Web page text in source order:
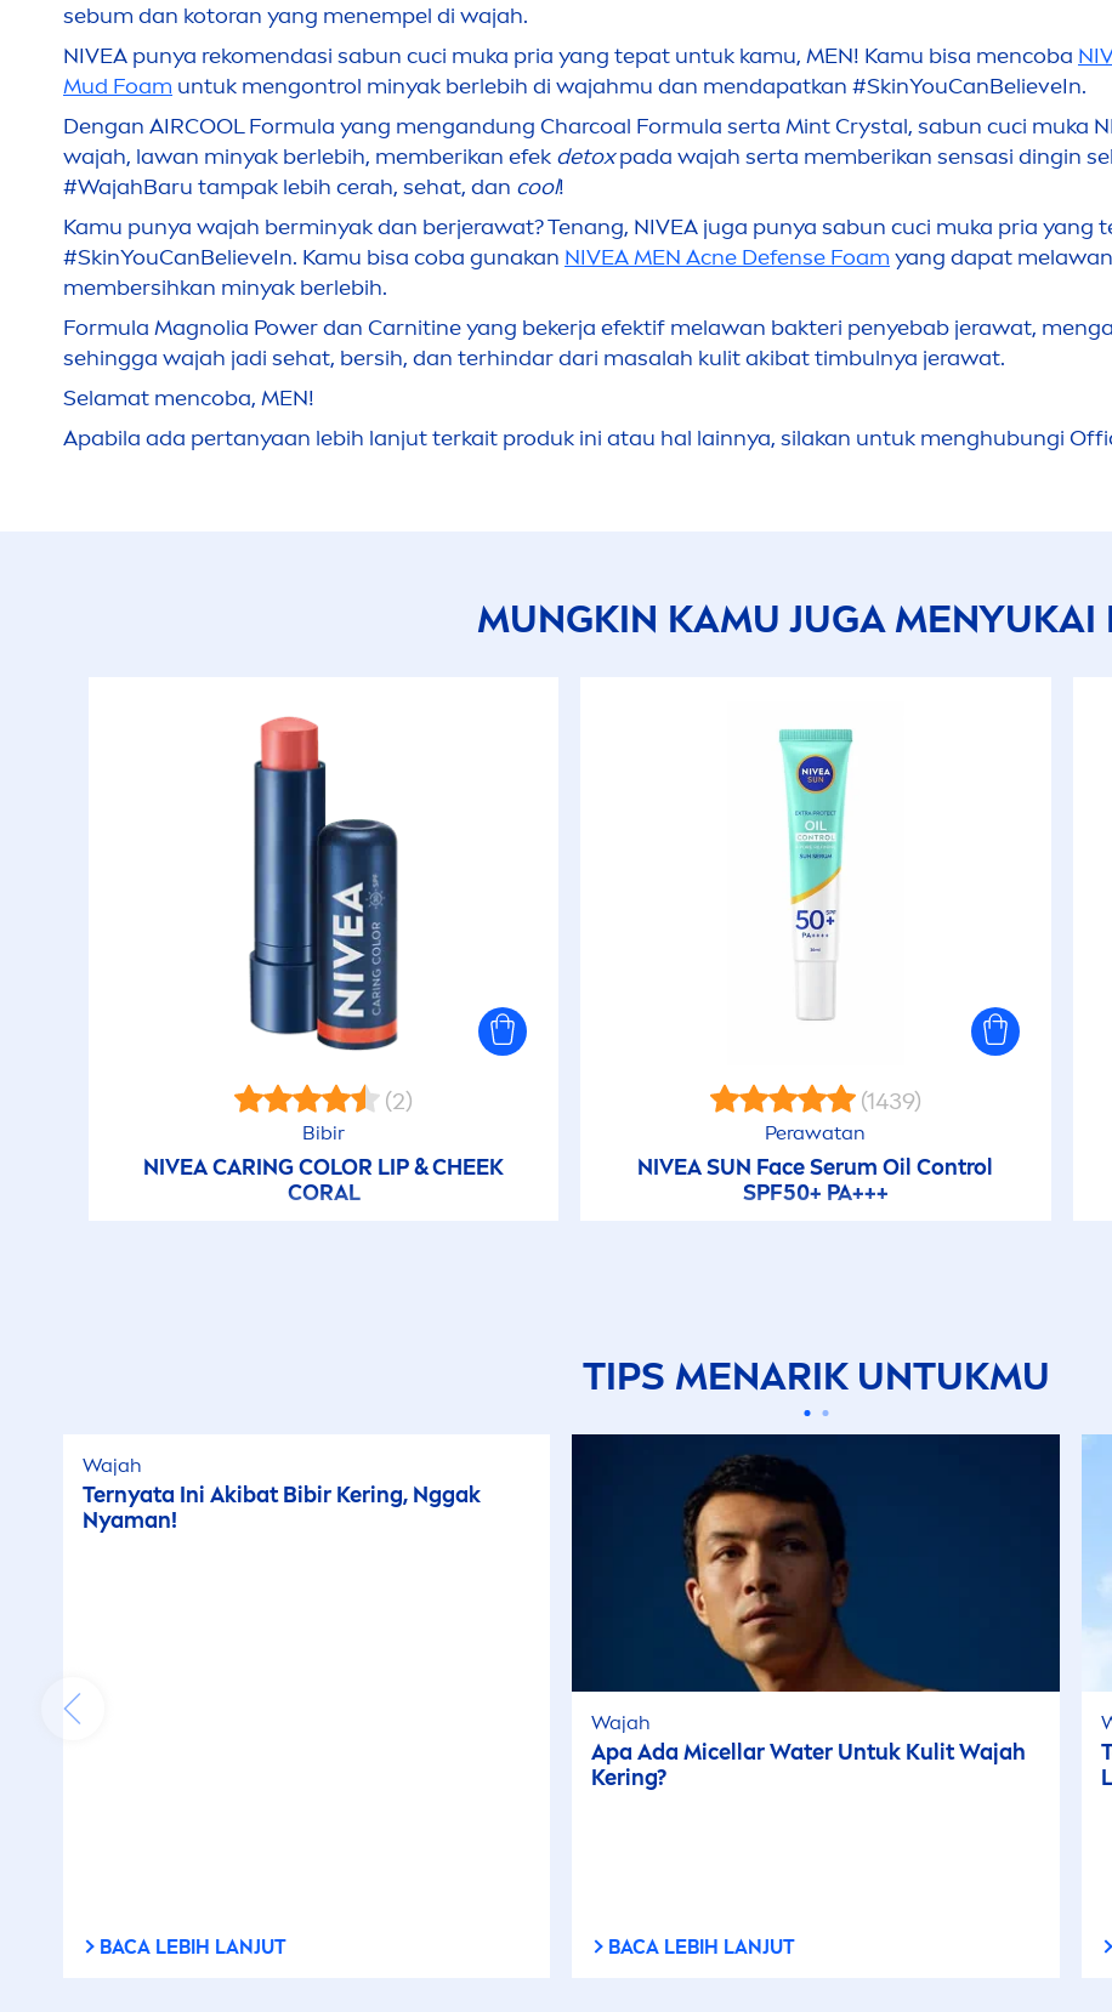
sebum dan kotoran yang menempel di wajah.
NIVEA punya rekomendasi sabun cuci muka pria yang tepat untuk kamu, MEN! Kamu bisa mencoba
Mud Foam untuk mengontrol minyak berlebih di wajahmu dan mendapatkan #SkinYouCanBelieveIn.
Dengan AIRCOOLFormula yang mengandung Charcoal Formula serta Mint Crystal, sabun cuci muka
wajah, lawan minyak berlebih, memberikan efek detoxpada wajah serta memberikan sensasi dingin
#WajahBaru tampak lebih cerah, sehat, dan cool!
Kamu punya wajah berminyak dan berjerawat? Tenang, NIVEA juga punya sabun cuci muka pria yang
#SkinYouCanBelieveIn. Kamu bisa coba gunakan NIVEAMEN Acne Defense Foam yang dapat
membersihkan minyak berlebih.
Formula Magnolia Power dan Carnitine yang bekerja efektif melawan bakteri penyebab jerawat, men
sehingga wajah jadi sehat, bersih, dan terhindar dari masalah kulit akibat timbulnya jerawat.
Selamat mencoba, MEN!
Apabila ada pertanyaan lebih lanjut terkait produk ini atau hal lainnya, silakan untuk menghubungi
MUNGKIN KAMU JUGA MENYUKAI
(2)
Bibir
NIVEACARINGCOLOR LIP& CHEEK
CORAL
(1439)
Perawatan
NIVEA SUN Face Serum Oil Control
SPF50+ PA+++
TIPS MENARIK UNTUKMU
Wajah
Ternyata Ini Akibat Bibir Kering, Nggak
Nyaman!
BACA LEBIH LANJUT
Wajah
Apa Ada Micellar Water Untuk Kulit Wajah
Kering?
BACA LEBIH LANJUT